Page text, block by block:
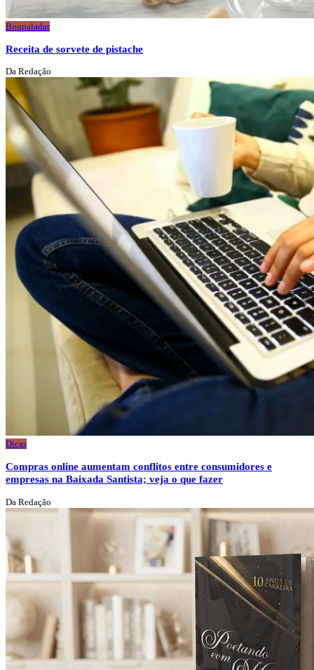
Boqpaladar
Receita de sorvete de pistache
Da Redação
Dicas
Compras online aumentam conflitos entre consumidores e
empresas na Baixada Santista; veja o que fazer
Da Redação